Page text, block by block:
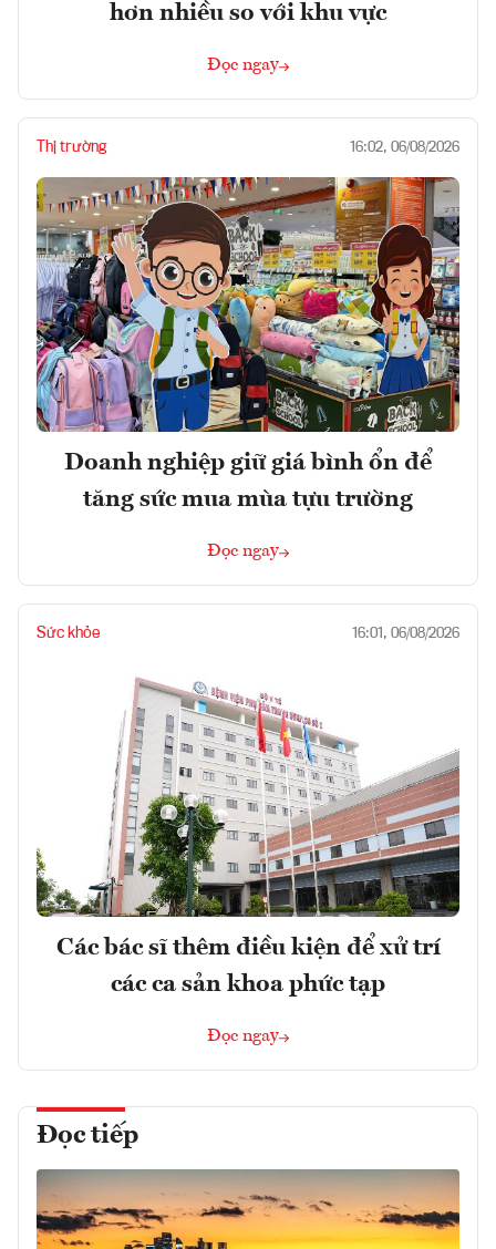
hơn nhiều so với khu vực
Đọc ngay
Thị trường 16:02, 06/08/2026
Doanh nghiệp giữ giá bình ổn để
tăng sức mua mùa tựu trường
Đọc ngay
Sức khỏe 16:01, 06/08/2026
Các bác sĩ thêm điều kiện để xử trí
các ca sản khoa phức tạp
Đọc ngay
Đọc tiếp